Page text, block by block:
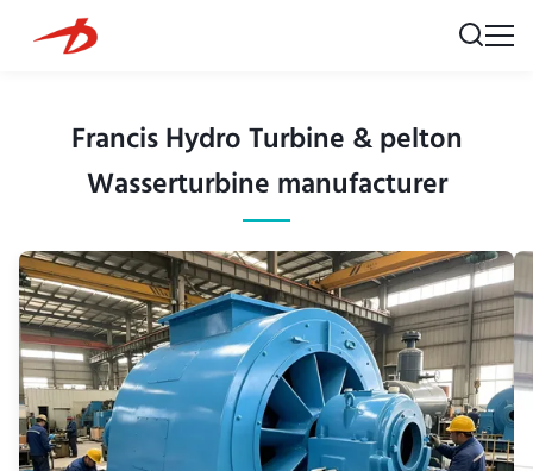
Francis Hydro Turbine & pelton
Wasserturbine manufacturer